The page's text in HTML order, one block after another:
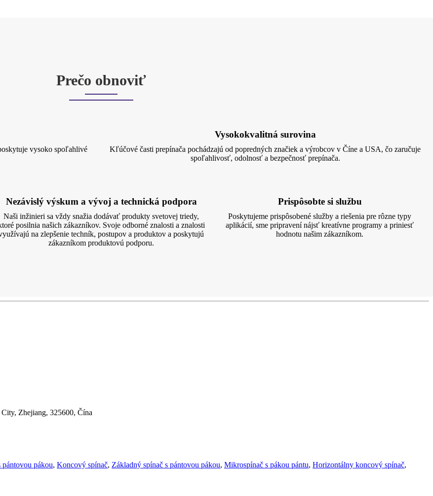
Prečo obnoviť
vysoko spoľahlivé
Vysokokvalitná surovina
Kľúčové časti prepínača pochádzajú od popredných značiek a výrobcov v Číne a USA, čo zaručuje
spoľahlivosť, odolnosť a bezpečnosť prepínača.
Nezávislý výskum a vývoj a technická podpora
Naši inžinieri sa vždy snažia dodávať produkty svetovej triedy,
posilnia našich zákazníkov. Svoje odborné znalosti a znalosti
na zlepšenie techník, postupov a produktov a poskytujú
zákazníkom produktovú podporu.
Prispôsobte si službu
Poskytujeme prispôsobené služby a riešenia pre rôzne typy
aplikácií, sme pripravení nájsť kreatívne programy a priniesť
hodnotu našim zákazníkom.
Zhejiang, 325600, Čína
pákou, Koncový spínač, Základný spínač s pántovou pákou, Mikrospínač s pákou pántu, Horizontálny koncový spínač,